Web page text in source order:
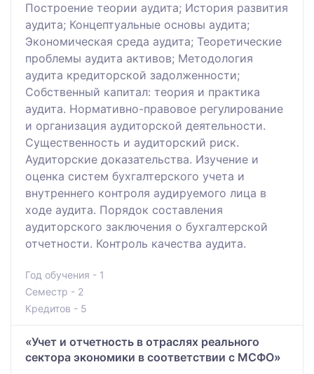
Построение теории аудита; История развития
аудита; Концептуальные основы аудита;
Экономическая среда аудита; Теоретические
проблемы аудита активов; Методология
аудита кредиторской задолженности;
Собственный капитал: теория и практика
аудита. Нормативно-правовое регулирование
и организация аудиторской деятельности.
Существенность и аудиторский риск.
Аудиторские доказательства. Изучение и
оценка систем бухгалтерского учета и
внутреннего контроля аудируемого лица в
ходе аудита. Порядок составления
аудиторского заключения о бухгалтерской
отчетности. Контроль качества аудита.
Год обучения - 1
Семестр - 2
Кредитов - 5
«Учет и отчетность в отраслях реального
сектора экономики в соответствии с МСФО»